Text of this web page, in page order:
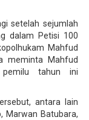
setelah sejumlah
dalam Petisi 100
Mahfud
meminta Mahfud
pemilu tahun ini
antara lain
Marwan Batubara,